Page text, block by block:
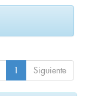
1 Siguiente